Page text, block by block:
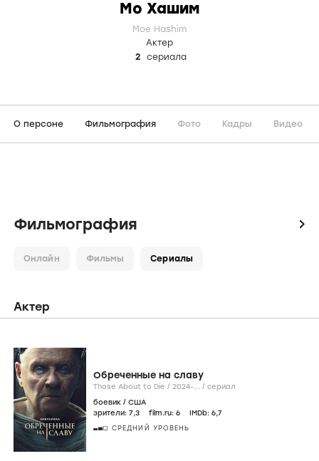
Мо Хашим
Moe Hashim
Актер
2
сериала
О персоне Фильмография Фото Кадры Видео
Фильмография icon
Онлайн Фильмы Сериалы
Актер
Обреченные на славу
Those About to Die / 2024-... / сериал
боевик / США
зрители: 7,3 film.ru: 6 IMDb: 6,7
СРЕДНИЙ УРОВЕНЬ